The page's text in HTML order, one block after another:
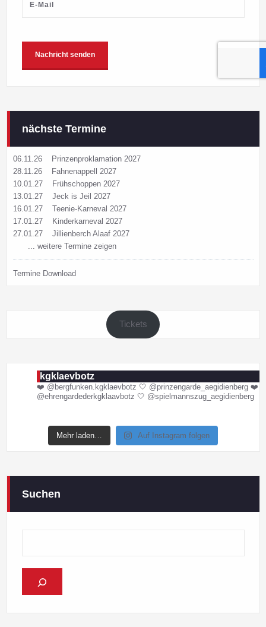
nächste Termine
06.11.26
Prinzenproklamation 2027
28.11.26
Fahnenappell 2027
10.01.27
Frühschoppen 2027
13.01.27 Jeck is Jeil 2027
16.01.27 Teenie-Karneval 2027
17.01.27
Kinderkarneval 2027
27.01.27 Jillienberch Alaaf 2027
... weitere Termine zeigen
Termine Download
Tickets
kgklaevbotz
❤️ @bergfunken.kgklaevbotz 🤍 @prinzengarde_aegidienberg ❤️
@ehrengardederkgklaavbotz 🤍 @spielmannszug_aegidienberg
Mehr laden… Auf Instagram folgen
Suchen